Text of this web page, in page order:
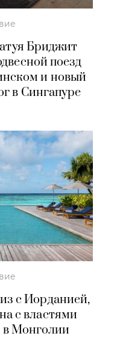
Бриджит
поезд
и новый
в Сингапуре
с Иорданией,
с властями
Монголии